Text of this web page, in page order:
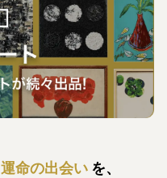
運命の出会い を、